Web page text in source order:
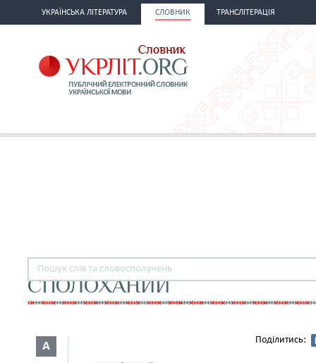
УКРАЇНСЬКА ЛІТЕРАТУРА СЛОВНИК ТРАНСЛІТЕРАЦІЯ
СПОЛОХАНИЙ
А Поділитись: